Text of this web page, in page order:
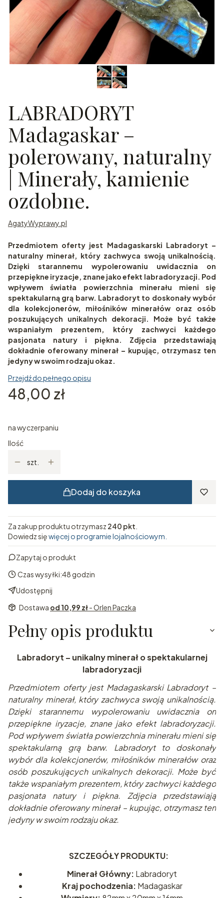
LABRADORYT
Madagaskar –
polerowany, naturalny
| Minerały, kamienie
ozdobne.
AgatyWyprawy.pl
Przedmiotem oferty jest Madagaskarski Labradoryt –
naturalny minerał, który zachwyca swoją unikalnością.
Dzięki starannemu wypolerowaniu uwidacznia on
przepiękne iryzacje, znane jako efekt labradoryzacji. Pod
wpływem światła powierzchnia minerału mieni się
spektakularną grą barw. Labradoryt to doskonały wybór
dla kolekcjonerów, miłośników minerałów oraz osób
poszukujących unikalnych dekoracji. Może być także
wspaniałym prezentem, który zachwyci każdego
pasjonata natury i piękna. Zdjęcia przedstawiają
dokładnie oferowany minerał – kupując, otrzymasz ten
jedyny w swoim rodzaju okaz.
Przejdź do pełnego opisu
Cena
48,00 zł
na wyczerpaniu
Ilość
szt.
Dodaj do koszyka
Za zakup produktu otrzymasz 240 pkt
Dowiedz sięwięcej o programie lojalnościowym.
Zapytaj o produkt
Czas wysyłki:48 godzin
Udostępnij
Dostawa od 10,99 zł- Orlen Paczka
Pełny opis produktu
Labradoryt – unikalny minerał o spektakularnej
labradoryzacji
Przedmiotem oferty jest Madagaskarski Labradoryt –
naturalny minerał, który zachwyca swoją unikalnością.
Dzięki starannemu wypolerowaniu uwidacznia on
przepiękne iryzacje, znane jako efekt labradoryzacji.
Pod wpływem światła powierzchnia minerału mieni się
spektakularną grą barw. Labradoryt to doskonały
wybór dla kolekcjonerów, miłośników minerałów oraz
osób poszukujących unikalnych dekoracji. Może być
także wspaniałym prezentem, który zachwycikażdego
pasjonata natury i piękna. Zdjęcia przedstawiają
dokładnie oferowany minerał – kupując, otrzymasz ten
jedyny w swoim rodzaju okaz.
SZCZEGÓŁY PRODUKTU:
Minerał Główny: Labradoryt
Kraj pochodzenia: Madagaskar